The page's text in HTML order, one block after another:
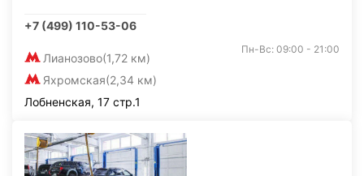
+7 (499) 110-53-06
Лианозово(1,72 км)
Яхромская(2,34 км)
Пн-Вс: 09:00 - 21:00
Лобненская, 17 стр.1